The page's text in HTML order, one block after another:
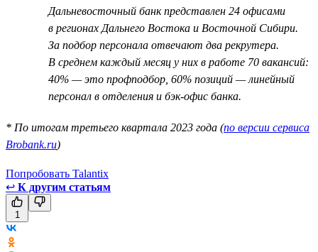
Дальневосточный банк представлен 24 офисами
в регионах Дальнего Востока и Восточной Сибири.
За подбор персонала отвечают два рекрутера.
В среднем каждый месяц у них в работе 70 вакансий:
40% — это профподбор, 60% позиций — линейный
персонал в отделения и бэк-офис банка.
* По итогам третьего квартала 2023 года (по версии сервиса
Brobank.ru)
Попробовать Talantix
↩ К другим статьям
1